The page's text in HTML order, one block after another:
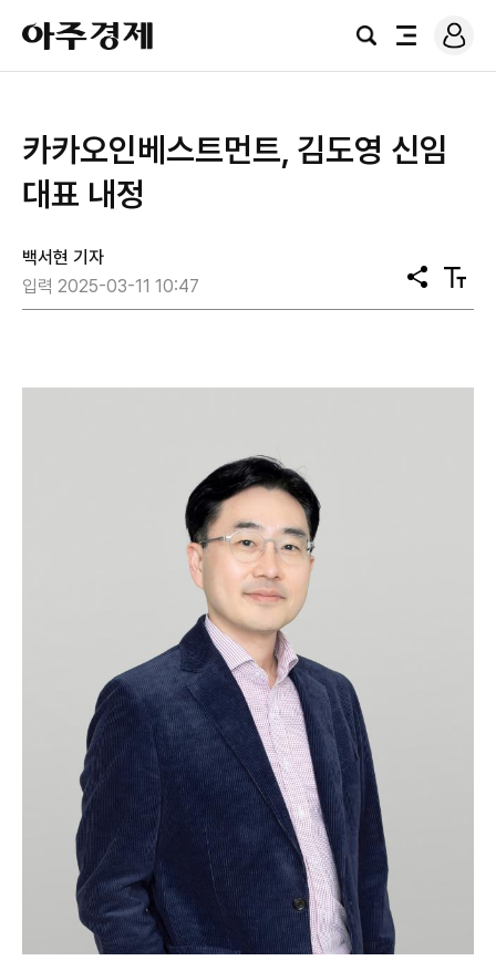
아
주
경
검
전
로
그
카카오인베스트먼트, 김도영 신임
대표 내정
백서현 기자
입력 2025-03-11 10:47
공
유
텍
스